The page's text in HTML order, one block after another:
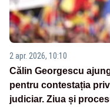
2 apr. 2026, 10:10
Călin Georgescu
pentru contestația
judiciar. Ziua și